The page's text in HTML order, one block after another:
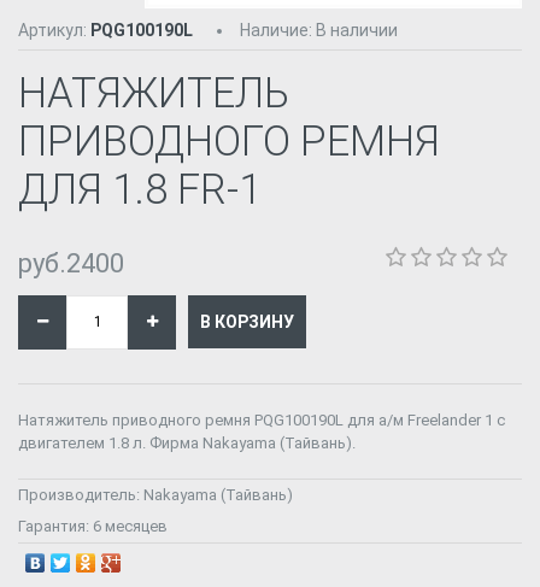
Артикул: PQG100190L Наличие: В наличии
НАТЯЖИТЕЛЬ
ПРИВОДНОГО РЕМНЯ
ДЛЯ 1.8 FR-1
руб.2400
Натяжитель приводного ремня PQG100190L для а/м Freelander 1 с
двигателем 1.8 л. Фирма Nakayama (Тайвань).
Производитель: Nakayama (Тайвань)
Гарантия: 6 месяцев